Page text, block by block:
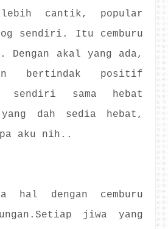
cantik, popular
sendiri. Itu cemburu
akal yang ada,
bertindak positif
sendiri sama hebat
dah sedia hebat,
aku nih..
hal dengan cemburu
jiwa yang